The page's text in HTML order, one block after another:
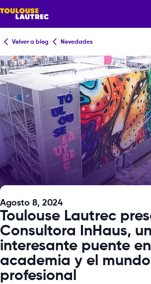
Volver a blog Novedades
Agosto 8, 2024
Toulouse Lautrec
Consultora InHaus, un
interesante puente
academia y el mundo
profesional